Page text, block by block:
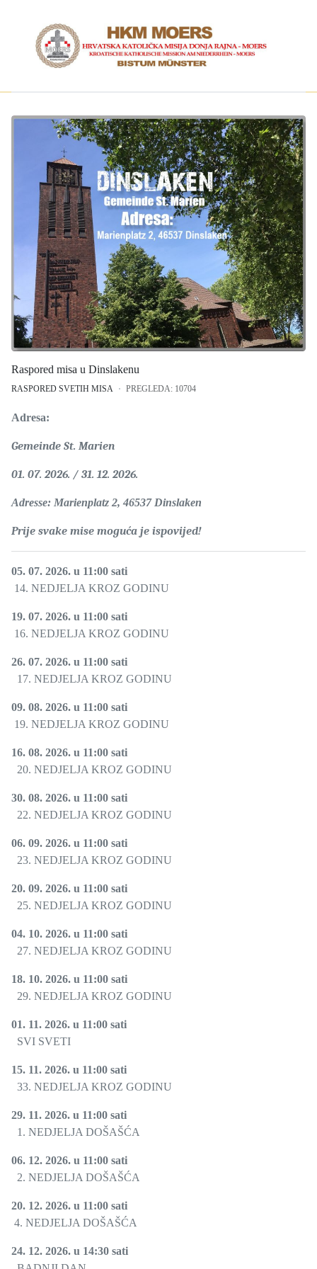
Raspored misa u Dinslakenu
RASPORED SVETIH MISA PREGLEDA: 10704
Adresa:
Gemeinde St. Marien
01. 07. 2026. / 31. 12. 2026.
Adresse: Marienplatz 2, 46537 Dinslaken
Prije svake mise moguća je ispovijed!
05. 07. 2026. u 11:00 sati
14. NEDJELJA KROZ GODINU
19. 07. 2026. u 11:00 sati
16. NEDJELJA KROZ GODINU
26. 07. 2026. u 11:00 sati
17. NEDJELJA KROZ GODINU
09. 08. 2026. u 11:00 sati
19. NEDJELJA KROZ GODINU
16. 08. 2026. u 11:00 sati
20. NEDJELJA KROZ GODINU
30. 08. 2026. u 11:00 sati
22. NEDJELJA KROZ GODINU
06. 09. 2026. u 11:00 sati
23. NEDJELJA KROZ GODINU
20. 09. 2026. u 11:00 sati
25. NEDJELJA KROZ GODINU
04. 10. 2026. u 11:00 sati
27. NEDJELJA KROZ GODINU
18. 10. 2026. u 11:00 sati
29. NEDJELJA KROZ GODINU
01. 11. 2026. u 11:00 sati
SVI SVETI
15. 11. 2026. u 11:00 sati
33. NEDJELJA KROZ GODINU
29. 11. 2026. u 11:00 sati
1. NEDJELJA DOŠAŠĆA
06. 12. 2026. u 11:00 sati
2. NEDJELJA DOŠAŠĆA
20. 12. 2026. u 11:00 sati
4. NEDJELJA DOŠAŠĆA
24. 12. 2026. u 14:30 sati